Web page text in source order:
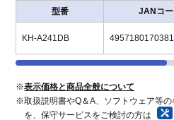
型番 JANコー
KH-A241DB 4957180170381
※表示価格と商品全般について
※取扱説明書やQ＆A、ソフトウェア等の
を、保守サービスをご検討の方は